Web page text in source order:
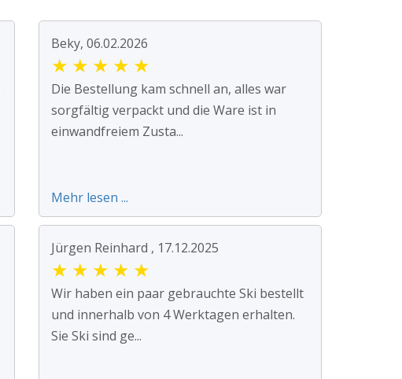
Beky, 06.02.2026
★ ★ ★ ★ ★
Die Bestellung kam schnell an, alles war
sorgfältig verpackt und die Ware ist in
einwandfreiem Zusta...
Mehr lesen ...
Jürgen Reinhard , 17.12.2025
★ ★ ★ ★ ★
Wir haben ein paar gebrauchte Ski bestellt
und innerhalb von 4 Werktagen erhalten.
Sie Ski sind ge...